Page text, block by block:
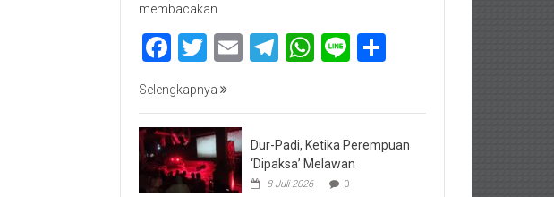
membacakan
Facebook
Twitter
EmailTelegram
WhatsApp
Line
Selengkapnya
Dur-Padi, Ketika Perempuan
‘Dipaksa’ Melawan
8 Juli 2026 0